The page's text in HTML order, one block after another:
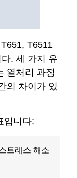
T6511
. 세 가지 유
열처리 과정
의 차이가 있
입니다:
트레스 해소